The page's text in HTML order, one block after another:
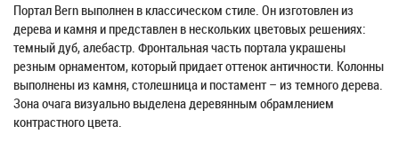
Портал Bern выполнен в классическом стиле. Он изготовлен из
дерева и камня и представлен в нескольких цветовых решениях:
темный дуб, алебастр. Фронтальная часть портала украшены
резным орнаментом, который придает оттенок античности. Колонны
выполнены из камня, столешница и постамент – из темного дерева.
Зона очага визуально выделена деревянным обрамлением
контрастного цвета.